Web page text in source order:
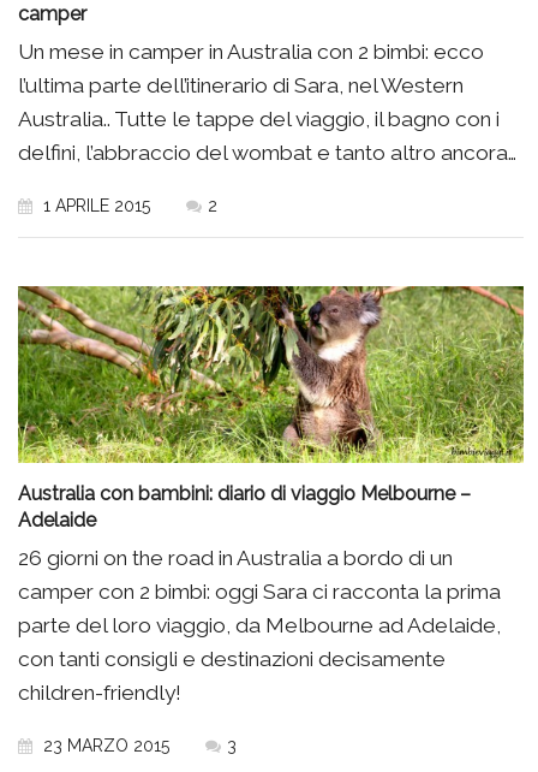
camper
Un mese in camper in Australia con 2 bimbi: ecco
l’ultima parte dell’itinerario di Sara, nel Western
Australia.. Tutte le tappe del viaggio, il bagno con i
delfini, l’abbraccio del wombat e tanto altro ancora…
1 APRILE 2015 2
Australia con bambini: diario di viaggio Melbourne –
Adelaide
26 giorni on the road in Australia a bordo di un
camper con 2 bimbi: oggi Sara ci racconta la prima
parte del loro viaggio, da Melbourne ad Adelaide,
con tanti consigli e destinazioni decisamente
children-friendly!
23 MARZO 2015 3